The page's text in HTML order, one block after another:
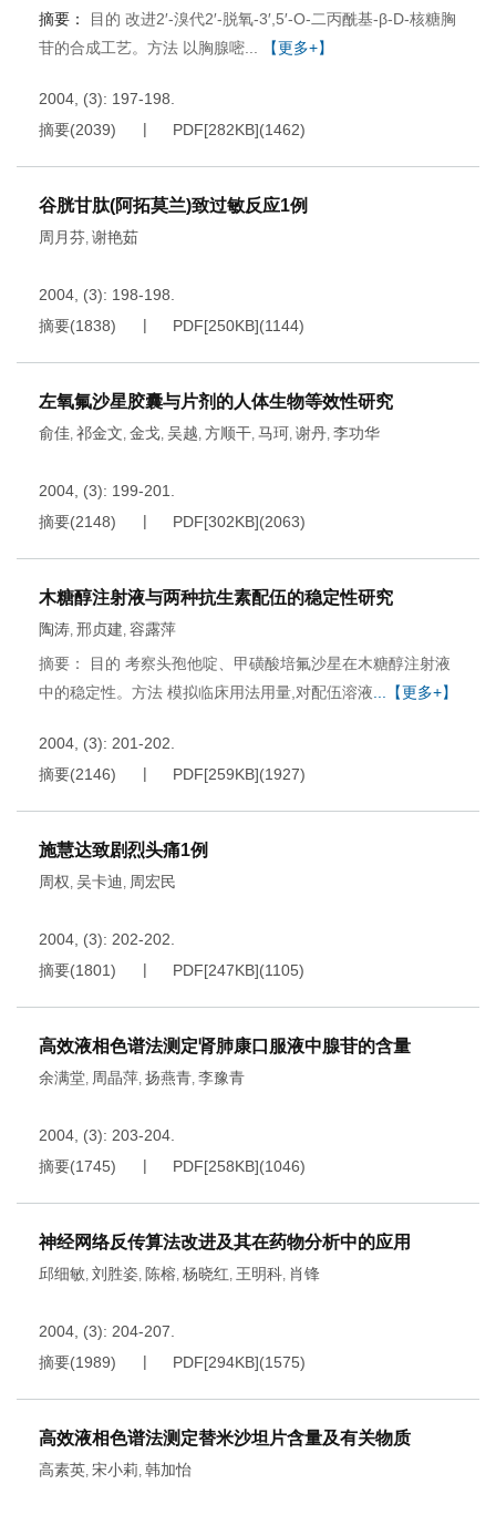
摘要：
目的 改进2′-溴代2′-脱氧-3′,5′-O-二丙酰基-β-D-核糖胸
苷的合成工艺。方法 以胸腺嘧...
【更多+】
2004, (3): 197-198.
摘要(2039) PDF[282KB](1462)
谷胱甘肽(阿拓莫兰)致过敏反应1例
周月芬, 谢艳茹
2004, (3): 198-198.
摘要(1838) PDF[250KB](1144)
左氧氟沙星胶囊与片剂的人体生物等效性研究
俞佳, 祁金文, 金戈, 吴越, 方顺干, 马珂, 谢丹, 李功华
2004, (3): 199-201.
摘要(2148) PDF[302KB](2063)
木糖醇注射液与两种抗生素配伍的稳定性研究
陶涛, 邢贞建, 容露萍
摘要： 目的 考察头孢他啶、甲磺酸培氟沙星在木糖醇注射液
中的稳定性。方法 模拟临床用法用量,对配伍溶液 ...【更多+】
2004, (3): 201-202.
摘要(2146) PDF[259KB](1927)
施慧达致剧烈头痛1例
周权, 吴卡迪 , 周宏民
2004, (3): 202-202.
摘要(1801) PDF[247KB](1105)
高效液相色谱法测定肾肺康口服液中腺苷的含量
余满堂, 周晶萍, 扬燕青, 李豫青
2004, (3): 203-204.
摘要(1745) PDF[258KB](1046)
神经网络反传算法改进及其在药物分析中的应用
邱细敏, 刘胜姿, 陈榕, 杨晓红, 王明科, 肖锋
2004, (3): 204-207.
摘要(1989) PDF[294KB](1575)
高效液相色谱法测定替米沙坦片含量及有关物质
高素英, 宋小莉, 韩加怡